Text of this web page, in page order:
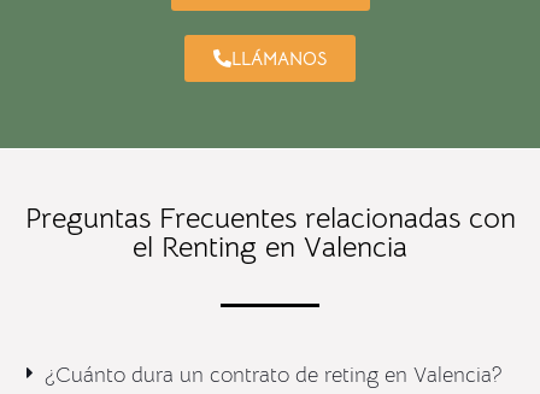
LLÁMANOS
Preguntas Frecuentes relacionadas con
el Renting en Valencia
¿Cuánto dura un contrato de reting en Valencia?